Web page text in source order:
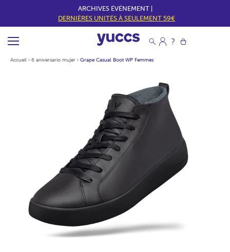
ARCHIVES ÉVÉNEMENT |
DERNIÈRES UNITÉS À SEULEMENT 59€
Accueil › 6 aniversario mujer › Grape Casual Boot WP Femmes